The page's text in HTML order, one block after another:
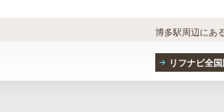
博多駅周辺にあ
リフナビ全